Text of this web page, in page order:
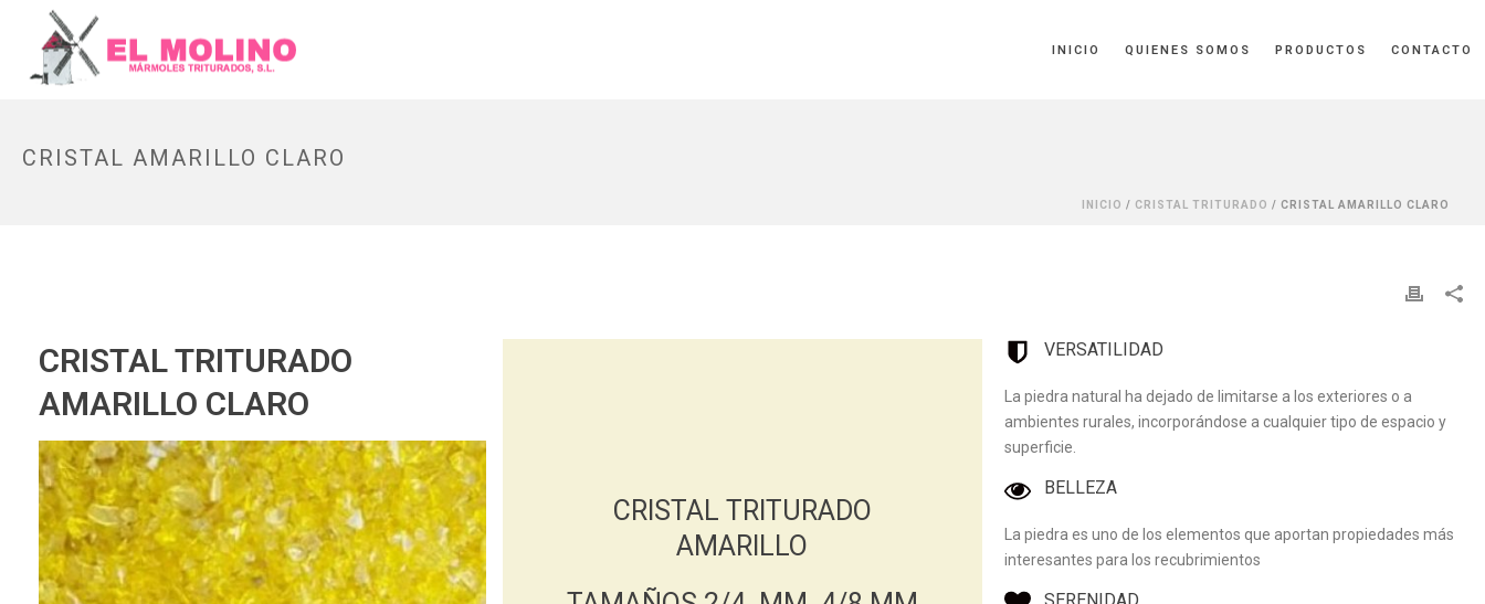
INICIO QUIENES SOMOS PRODUCTOS CONTACTO
CRISTAL AMARILLO CLARO
INICIO / CRISTAL TRITURADO / CRISTAL AMARILLO CLARO
CRISTAL TRITURADO
AMARILLO CLARO
CRISTAL TRITURADO
AMARILLO
VERSATILIDAD
La piedra natural ha dejado de limitarse a los exteriores o a
ambientes rurales, incorporándose a cualquier tipo de espacio y
superficie.
BELLEZA
La piedra es uno de los elementos que aportan propiedades más
interesantes para los recubrimientos